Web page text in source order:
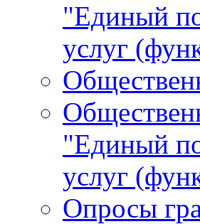
"Единый
услуг
"Единый
услуг
Опросы